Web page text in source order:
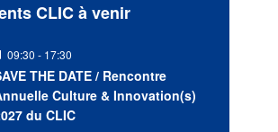
CLIC à venir
Mis
en
avant
09:30 - 17:30
THE DATE / Rencontre
Culture & Innovation(s)
du CLIC